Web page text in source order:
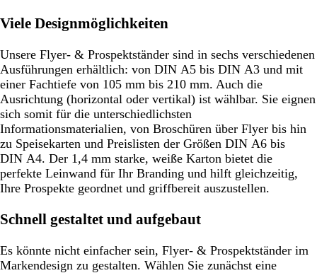
Viele Designmöglichkeiten
Unsere Flyer- & Prospektständer sind in sechs verschiedenen
Ausführungen erhältlich: von DIN A5 bis DIN A3 und mit
einer Fachtiefe von 105 mm bis 210 mm. Auch die
Ausrichtung (horizontal oder vertikal) ist wählbar. Sie eignen
sich somit für die unterschiedlichsten
Informationsmaterialien, von Broschüren über Flyer bis hin
zu Speisekarten und Preislisten der Größen DIN A6 bis
DIN A4. Der 1,4 mm starke, weiße Karton bietet die
perfekte Leinwand für Ihr Branding und hilft gleichzeitig,
Ihre Prospekte geordnet und griffbereit auszustellen.
Schnell gestaltet und aufgebaut
Es könnte nicht einfacher sein, Flyer- & Prospektständer im
Markendesign zu gestalten. Wählen Sie zunächst eine